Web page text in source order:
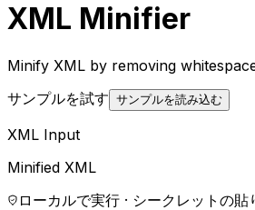
XML Minifier
Minify XML by removing
サンプルを試す サンプルを読み込む
XML Input
Minified XML
ローカルで実行 · シークレットの貼